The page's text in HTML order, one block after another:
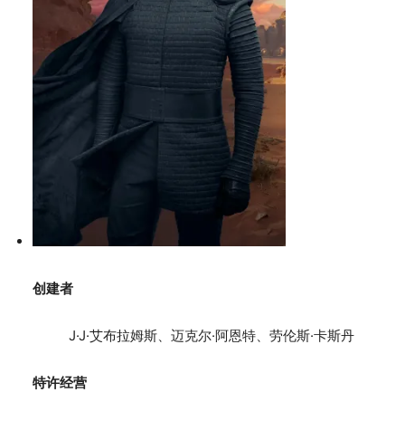
创建者
J·J·艾布拉姆斯、迈克尔·阿恩特、劳伦斯·卡斯丹
特许经营